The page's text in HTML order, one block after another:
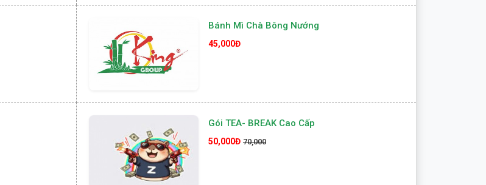
Bánh Mì Chà Bông Nướng
45,000Đ
Gói TEA- BREAK Cao Cấp
50,000Đ 70,000